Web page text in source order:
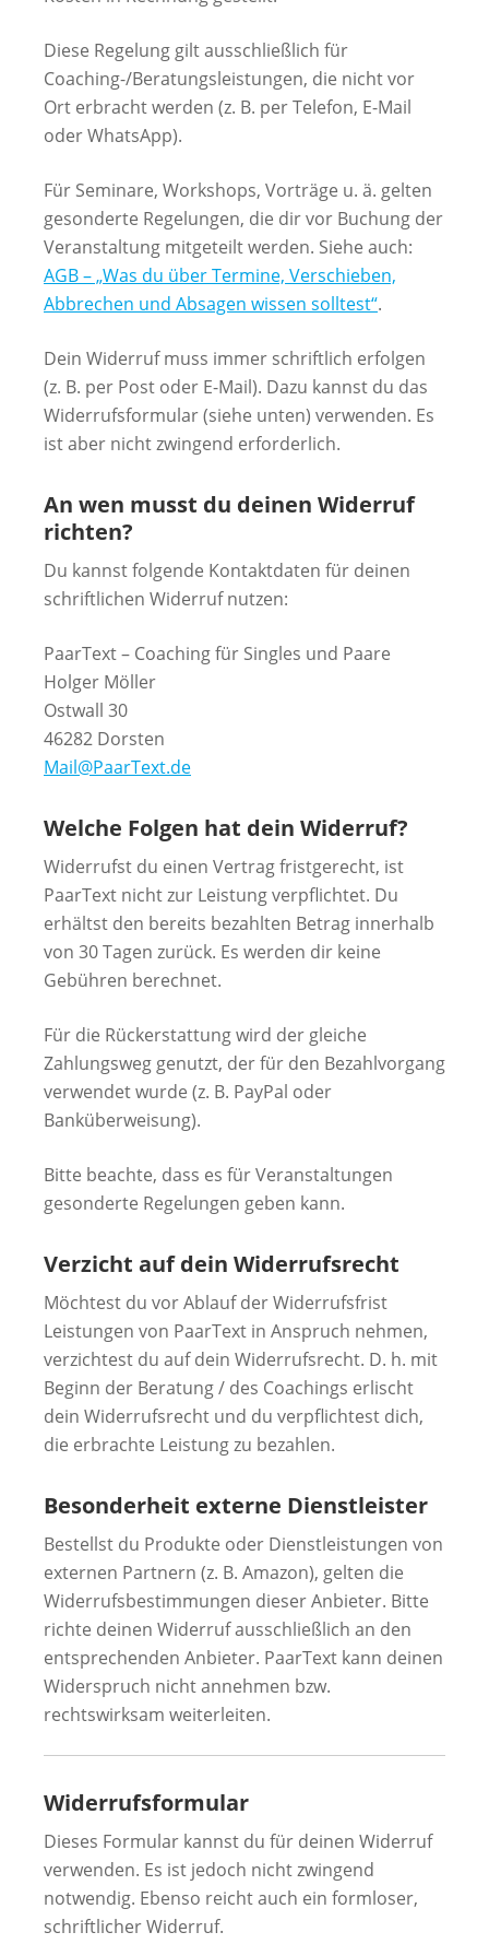
Diese Regelung gilt ausschließlich für
Coaching-/Beratungsleistungen, die nicht vor
Ort erbracht werden (z. B. per Telefon, E-Mail
oder WhatsApp).
Für Seminare, Workshops, Vorträge u. ä. gelten
gesonderte Regelungen, die dir vor Buchung der
Veranstaltung mitgeteilt werden. Siehe auch:
AGB – „Was du über Termine, Verschieben,
Abbrechen und Absagen wissen solltest“.
Dein Widerruf muss immer schriftlich erfolgen
(z. B. per Post oder E-Mail). Dazu kannst du das
Widerrufsformular (siehe unten) verwenden. Es
ist aber nicht zwingend erforderlich.
An wen musst du deinen Widerruf
richten?
Du kannst folgende Kontaktdaten für deinen
schriftlichen Widerruf nutzen:
PaarText – Coaching für Singles und Paare
Holger Möller
Ostwall 30
46282 Dorsten
Mail@PaarText.de
Welche Folgen hat dein Widerruf?
Widerrufst du einen Vertrag fristgerecht, ist
PaarText nicht zur Leistung verpflichtet. Du
erhältst den bereits bezahlten Betrag innerhalb
von 30 Tagen zurück. Es werden dir keine
Gebühren berechnet.
Für die Rückerstattung wird der gleiche
Zahlungsweg genutzt, der für den Bezahlvorgang
verwendet wurde (z. B. PayPal oder
Banküberweisung).
Bitte beachte, dass es für Veranstaltungen
gesonderte Regelungen geben kann.
Verzicht auf dein Widerrufsrecht
Möchtest du vor Ablauf der Widerrufsfrist
Leistungen von PaarText in Anspruch nehmen,
verzichtest du auf dein Widerrufsrecht. D. h. mit
Beginn der Beratung / des Coachings erlischt
dein Widerrufsrecht und du verpflichtest dich,
die erbrachte Leistung zu bezahlen.
Besonderheit externe Dienstleister
Bestellst du Produkte oder Dienstleistungen von
externen Partnern (z. B. Amazon), gelten die
Widerrufsbestimmungen dieser Anbieter. Bitte
richte deinen Widerruf ausschließlich an den
entsprechenden Anbieter. PaarText kann deinen
Widerspruch nicht annehmen bzw.
rechtswirksam weiterleiten.
Widerrufsformular
Dieses Formular kannst du für deinen Widerruf
verwenden. Es ist jedoch nicht zwingend
notwendig. Ebenso reicht auch ein formloser,
schriftlicher Widerruf.